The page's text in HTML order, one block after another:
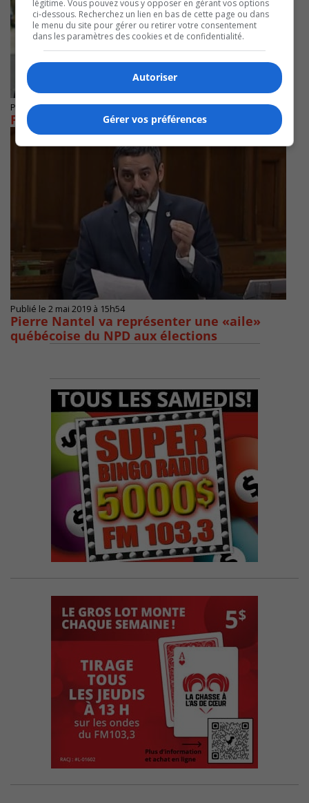
Publié le 16 août 2019 à 20h14
Pierre Nantel est mis à la porte du NPD
Publié le 2 mai 2019 à 15h54
Pierre Nantel va représenter une «aile»
québécoise du NPD aux élections
légitime. Vous pouvez vous y opposer en gérant vos options
ci-dessous. Recherchez un lien en bas de cette page ou dans
le menu du site pour gérer ou retirer votre consentement
dans les paramètres des cookies et de confidentialité.
Autoriser
Gérer vos préférences